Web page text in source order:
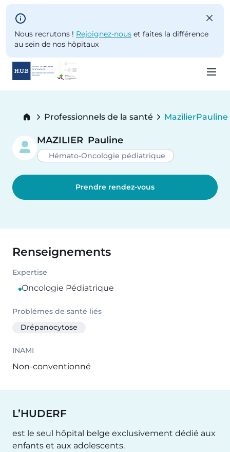
Skip to main content
Nous recrutons ! Rejoignez-nous et faites la différence
au sein de nos hôpitaux
Breadcrumb
Professionnels de la santé Mazilier Pauline
MAZILIER Pauline
Hémato-Oncologie pédiatrique
Prendre rendez-vous
Renseignements
Expertise
Oncologie Pédiatrique
Problémes de santé liés
Drépanocytose
INAMI
Non-conventionné
L’HUDERF
est le seul hôpital belge exclusivement dédié aux
enfants et aux adolescents.